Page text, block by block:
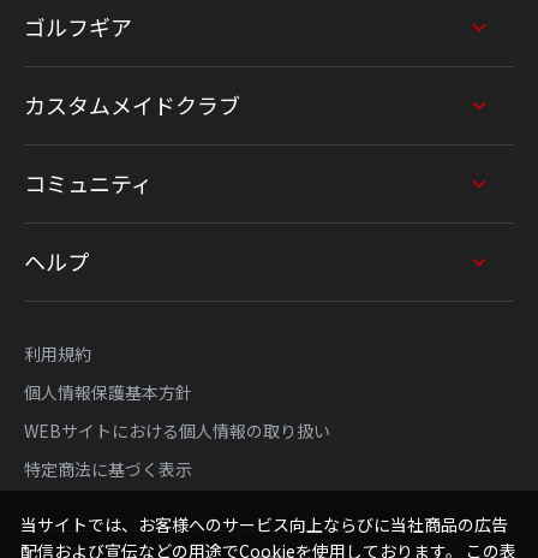
ゴルフギア
カスタムメイドクラブ
コミュニティ
ヘルプ
利用規約
個人情報保護基本方針
WEBサイトにおける個人情報の取り扱い
特定商法に基づく表示
当サイトでは、お客様へのサービス向上ならびに当社商品の広告
配信および宣伝などの用途でCookieを使用しております。 この表